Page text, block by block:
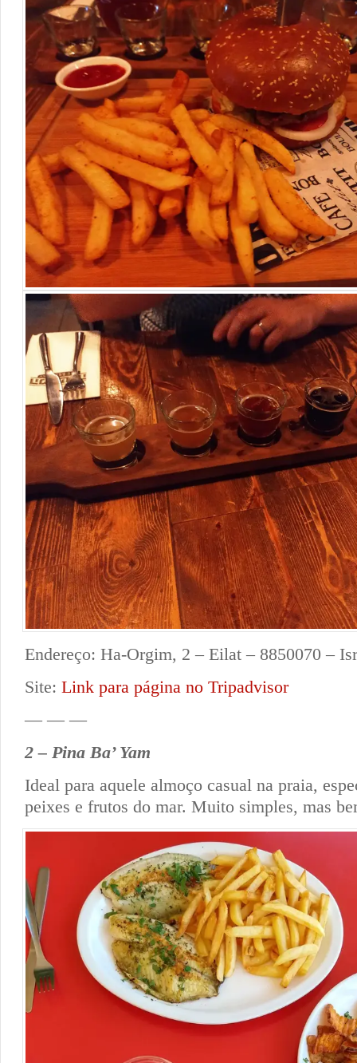
Endereço: Ha-Orgim, 2 – Eilat – 8850070 –
Site: Link para página no Tripadvisor
— — —
2 – Pina Ba’ Yam
Ideal para aquele almoço casual na praia,
peixes e frutos do mar. Muito simples, mas